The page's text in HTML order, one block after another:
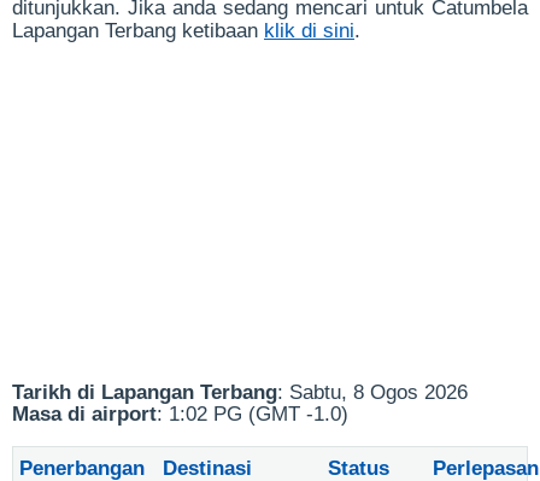
ditunjukkan. Jika anda sedang mencari untuk Catumbela
Lapangan Terbang ketibaan klik di sini.
Tarikh di Lapangan Terbang: Sabtu, 8 Ogos 2026
Masa di airport: 1:02 PG (GMT -1.0)
Penerbangan Destinasi Status Perlepasan